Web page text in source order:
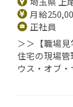
月給
正社員
＞＞【職場
住宅の現場
ウス・オブ